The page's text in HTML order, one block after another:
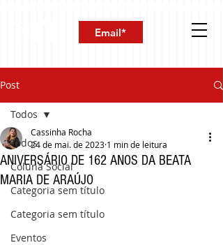
Post
Todos
Coluna Social
Categoria sem título
Categoria sem título
Eventos
Todos
ANIVERSÁRIO DE 162 ANOS DA BEATA
MARIA DE ARAÚJO
Cassinha Rocha
24 de mai. de 2023 1 min de leitura